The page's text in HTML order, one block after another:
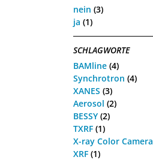
nein (3)
ja (1)
SCHLAGWORTE
BAMline (4)
Synchrotron (4)
XANES (3)
Aerosol (2)
BESSY (2)
TXRF (1)
X-ray Color Camera
XRF (1)